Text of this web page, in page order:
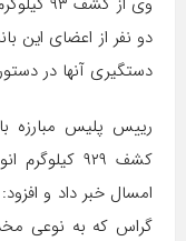
دو نفر از اعضای این
دستگیری آنها در دستور
رییس پلیس مبارزه
کشف ۹۲۹
امسال خبر داد و